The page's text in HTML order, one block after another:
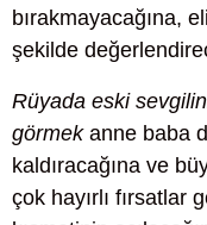
bırakmayacağına,
şekilde
Rüyada eski
görmekanne baba
kaldıracağına ve
çok hayırlı fırsatlar